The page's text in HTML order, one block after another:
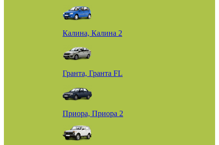
Калина, Калина 2
Гранта, Гранта FL
Приора, Приора 2